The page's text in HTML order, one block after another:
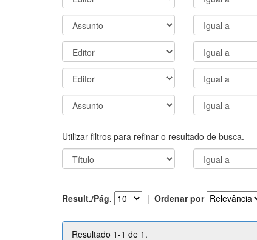
Utilizar filtros para refinar o resultado de busca.
Result./Pág. | Ordenar por
Resultado 1-1 de 1.